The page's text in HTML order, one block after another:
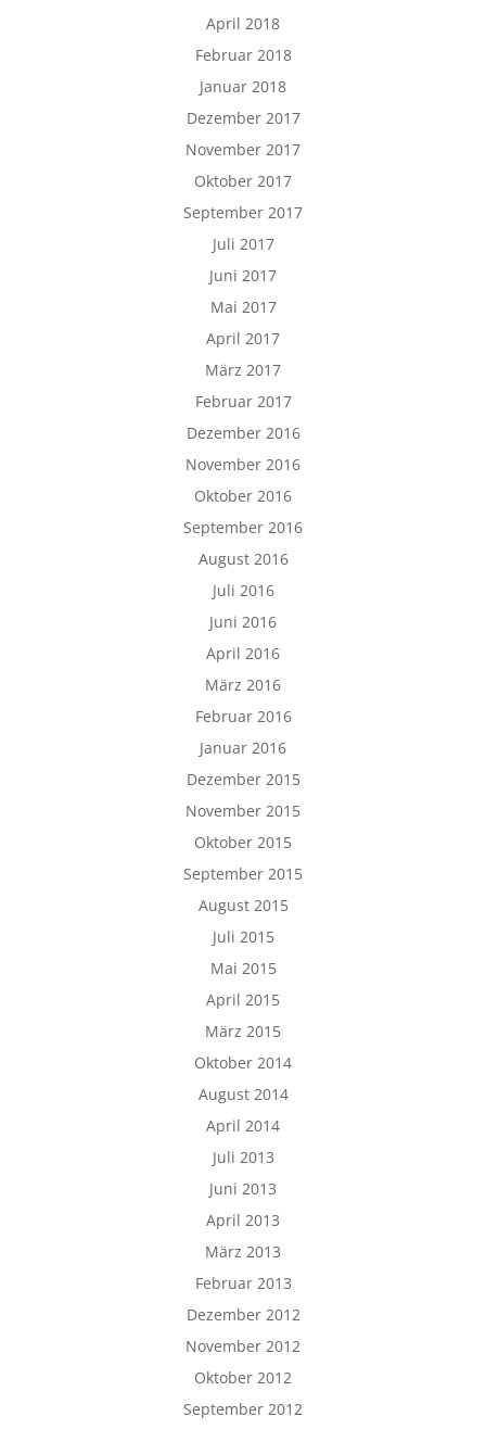
April 2018
Februar 2018
Januar 2018
Dezember 2017
November 2017
Oktober 2017
September 2017
Juli 2017
Juni 2017
Mai 2017
April 2017
März 2017
Februar 2017
Dezember 2016
November 2016
Oktober 2016
September 2016
August 2016
Juli 2016
Juni 2016
April 2016
März 2016
Februar 2016
Januar 2016
Dezember 2015
November 2015
Oktober 2015
September 2015
August 2015
Juli 2015
Mai 2015
April 2015
März 2015
Oktober 2014
August 2014
April 2014
Juli 2013
Juni 2013
April 2013
März 2013
Februar 2013
Dezember 2012
November 2012
Oktober 2012
September 2012